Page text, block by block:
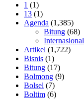
1 (1)
13 (1)
Agenda (1,385)
Bitung (68)
Internasional
Artikel (1,722)
Bisnis (1)
Bitung (17)
Bolmong (9)
Bolsel (7)
Boltim (6)